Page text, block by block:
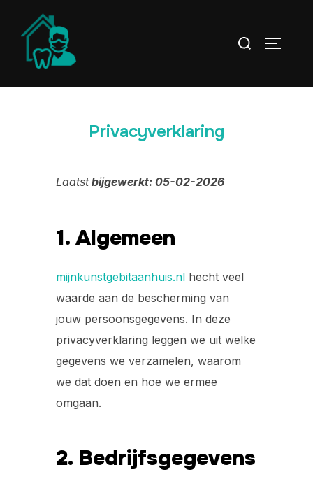
Privacyverklaring
Laatstbijgewerkt: 05-02-2026
1. Algemeen
mijnkunstgebitaanhuis.nl hecht veel
waarde aan de bescherming van
jouw persoonsgegevens. In deze
privacyverklaring leggen we uit welke
gegevens we verzamelen, waarom
we dat doen en hoe we ermee
omgaan.
2. Bedrijfsgegevens